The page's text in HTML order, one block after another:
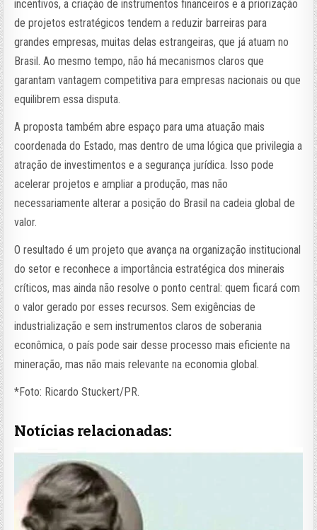
incentivos, a criação de instrumentos financeiros e a priorização
de projetos estratégicos tendem a reduzir barreiras para
grandes empresas, muitas delas estrangeiras, que já atuam no
Brasil. Ao mesmo tempo, não há mecanismos claros que
garantam vantagem competitiva para empresas nacionais ou que
equilibrem essa disputa.
A proposta também abre espaço para uma atuação mais
coordenada do Estado, mas dentro de uma lógica que privilegia a
atração de investimentos e a segurança jurídica. Isso pode
acelerar projetos e ampliar a produção, mas não
necessariamente alterar a posição do Brasil na cadeia global de
valor.
O resultado é um projeto que avança na organização institucional
do setor e reconhece a importância estratégica dos minerais
críticos, mas ainda não resolve o ponto central: quem ficará com
o valor gerado por esses recursos. Sem exigências de
industrialização e sem instrumentos claros de soberania
econômica, o país pode sair desse processo mais eficiente na
mineração, mas não mais relevante na economia global.
*Foto: Ricardo Stuckert/PR.
Notícias relacionadas: